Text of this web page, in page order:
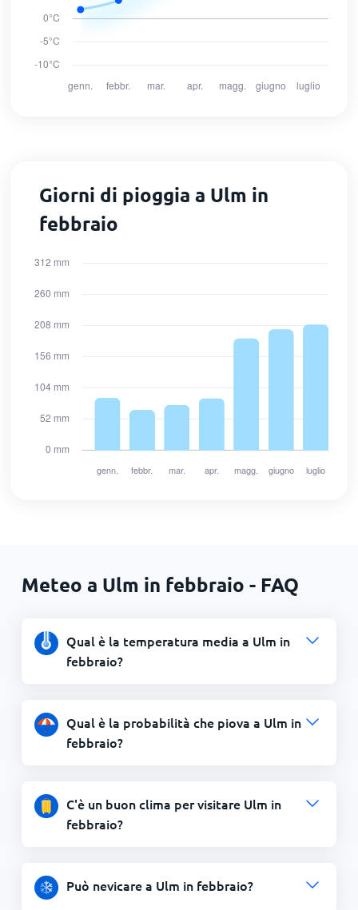
Giorni di pioggia a Ulm in
febbraio
Meteo a Ulm in febbraio - FAQ
Qual è la temperatura media a Ulm in
febbraio?
Qual è la probabilità che piova a Ulm in
febbraio?
C'è un buon clima per visitare Ulm in
febbraio?
Può nevicare a Ulm in febbraio?